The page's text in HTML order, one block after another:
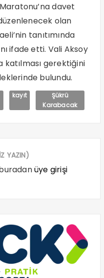
davet
olan
tanıtımında
ifade etti. Vali Aksoy
katılması gerektiğini
bulundu.
kayıt
Şükrü
Karabacak
YAZIN)
üye girişi